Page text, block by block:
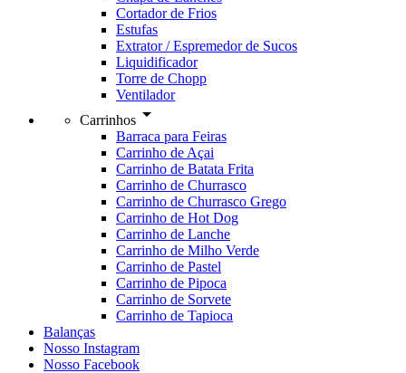
Cortador de Frios
Estufas
Extrator / Espremedor de Sucos
Liquidificador
Torre de Chopp
Ventilador
Carrinhos arrow_drop_down
Barraca para Feiras
Carrinho de Açai
Carrinho de Batata Frita
Carrinho de Churrasco
Carrinho de Churrasco Grego
Carrinho de Hot Dog
Carrinho de Lanche
Carrinho de Milho Verde
Carrinho de Pastel
Carrinho de Pipoca
Carrinho de Sorvete
Carrinho de Tapioca
Balanças
Nosso Instagram
Nosso Facebook